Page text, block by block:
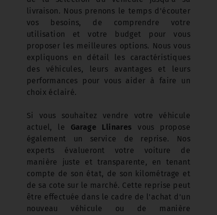
livraison. Nous prenons le temps d'écouter
vos besoins, de comprendre votre
utilisation et votre budget pour vous
proposer les meilleures options. Nous vous
expliquons en détail les caractéristiques
des véhicules, leurs avantages et leurs
performances pour vous aider à faire un
choix éclairé.
Si vous souhaitez vendre votre véhicule
actuel, le Garage Llinares vous propose
également un service de reprise. Nos
experts évalueront votre voiture de
manière juste et transparente, en tenant
compte de son état, de son kilométrage et
de sa cote sur le marché. Cette reprise peut
être effectuée dans le cadre de l'achat d'un
nouveau véhicule ou de manière